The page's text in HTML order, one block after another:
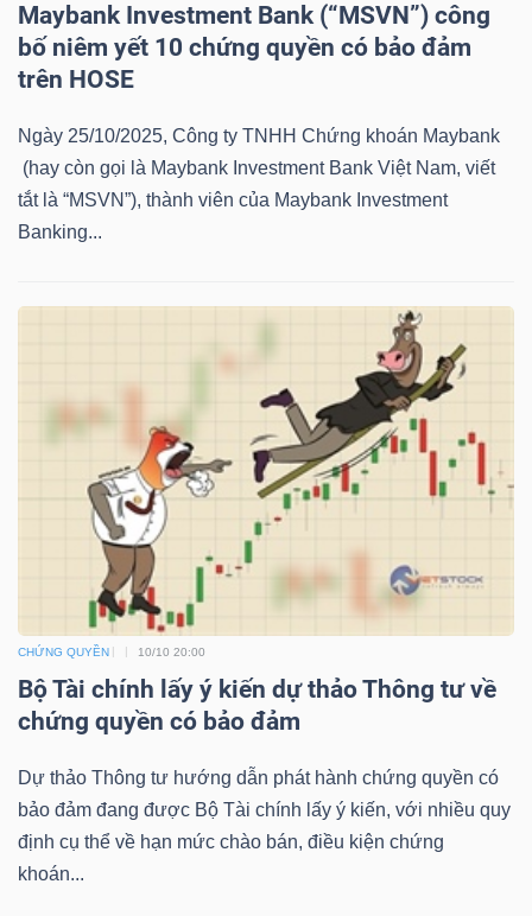
Maybank Investment Bank (“MSVN”) công
bố niêm yết 10 chứng quyền có bảo đảm
trên HOSE
Ngày 25/10/2025, Công ty TNHH Chứng khoán Maybank
(hay còn gọi là Maybank Investment Bank Việt Nam, viết
tắt là “MSVN”), thành viên của Maybank Investment
Banking...
CHỨNG QUYỀN 10/10 20:00
Bộ Tài chính lấy ý kiến dự thảo Thông tư về
chứng quyền có bảo đảm
Dự thảo Thông tư hướng dẫn phát hành chứng quyền có
bảo đảm đang được Bộ Tài chính lấy ý kiến, với nhiều quy
định cụ thể về hạn mức chào bán, điều kiện chứng
khoán...
VS-
SECTOR
NĂNG
NGUYÊN
VẬT
NGHIỆP